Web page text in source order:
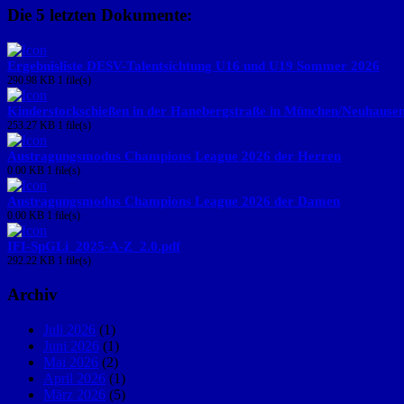
Die 5 letzten Dokumente:
Ergebnisliste DESV-Talentsichtung U16 und U19 Sommer 2026
290.98 KB 1 file(s)
Kinderstockschießen in der Hanebergstraße in München/
253.27 KB 1 file(s)
Austragungsmodus Champions League 2026 der Herren
0.00 KB 1 file(s)
Austragungsmodus Champions League 2026 der Damen
0.00 KB 1 file(s)
IFI-SpGLi_2025-A-Z_2.0.pdf
292.22 KB 1 file(s)
Archiv
Juli 2026 (1)
Juni 2026 (1)
Mai 2026 (2)
April 2026 (1)
März 2026 (5)